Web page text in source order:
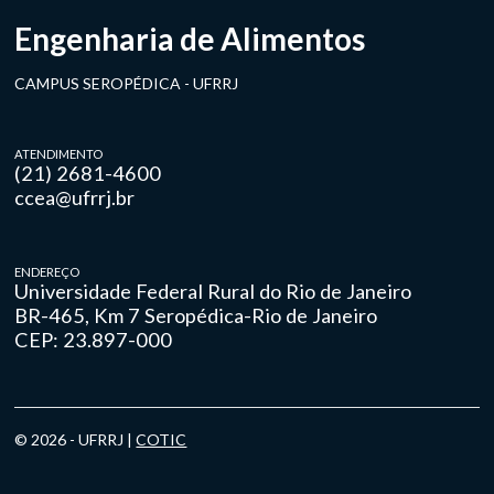
Engenharia de Alimentos
CAMPUS SEROPÉDICA - UFRRJ
ATENDIMENTO
(21) 2681-4600
ccea@ufrrj.br
ENDEREÇO
Universidade Federal Rural do Rio de Janeiro
BR-465, Km 7 Seropédica-Rio de Janeiro
CEP: 23.897-000
© 2026 - UFRRJ |COTIC